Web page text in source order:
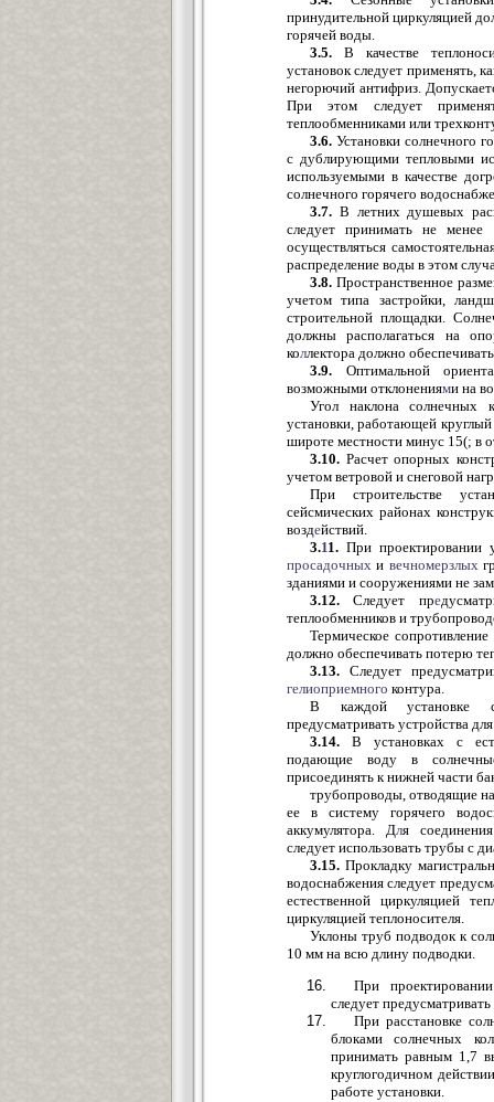
принудительной циркуляцией
горячей воды.
3.5. В качестве
установок следует применять,
негорючий антифриз.
При этом следует
теплообменниками или
3.6. Установки солнечного
с дублирующими тепловыми
используемыми в качестве
солнечного горячего
3.7. В летних душевых
следует принимать не менее
осуществляться
распределение воды в этом
3.8. Пространственное
учетом типа застройки,
строительной площадки.
должны располагаться на
коллектора должно
3.9. Оптимальной
возможными отклонениями на
Угол наклона солнечных
установки, работающей
широте местности минус 15(; в
3.10. Расчет опорных
учетом ветровой и снеговой
При строительстве
сейсмических районах
воздействий.
3.11. При проектировании
просадочных и вечномерзлых
зданиями и сооружениями не
3.12. Следует пре
теплообменников и
Термическое
должно обеспечивать потерю
3.13. Следует
гелиоприемного контура.
В каждой установке
предусматривать устройства
3.14. В установках с
подающие воду в
присоединять к нижней части
трубопроводы, отводящие
ее в систему горячего
аккумулятора. Для
следует использовать трубы с
3.15. Прокладку
водоснабжения следует
естественной циркуляцией
циркуляцией теплоносителя.
Уклоны труб подводок к
10 мм на всю длину подводки.
При
следует
При расстановке
блоками солнечных
принимать равным 1,7
круглогодичном
работе установки.